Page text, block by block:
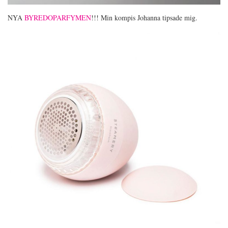
NYA BYREDOPARFYMEN!!! Min kompis Johanna tipsade mig.